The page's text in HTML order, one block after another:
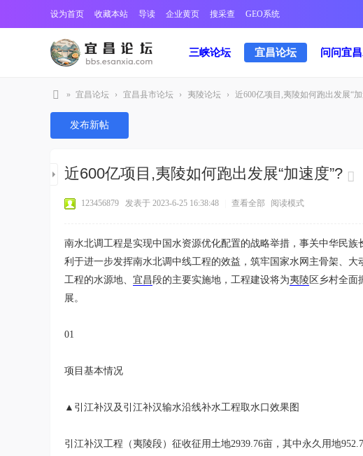
设为首页 收藏本站 导读 企业黄页 搜采查 GEO系统
三峡论坛 宜昌论坛 问问宜
宜
昌
峡
» 宜昌论坛 › 宜昌县市论坛 › 夷陵论坛 › 近600亿项目,夷陵如何跑出发展“加
发布新帖
近600亿项目,夷陵如何跑出发展“加速度”?
123456879 发表于 2023-6-25 16:38:48 查看全部 阅读模式
南水北调工程是实现中国水资源优化配置的战略举措，事关中华民
利于进一步发挥南水北调中线工程的效益，筑牢国家水网主骨架、大
工程的水源地、 宜昌段的主要实施地，工程建设将为夷陵 区乡村全面
展。
01
项目基本情况
▲引江补汉及引江补汉输水沿线补水工程取水口效果图
引江补汉工程（夷陵段）征收征用土地2939.76亩，其中永久用地